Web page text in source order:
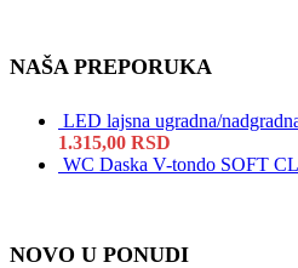
NAŠA PREPORUKA
LED lajsna ugradna/
1.315,00 RSD
WC Daska V-tondo SOFT
NOVO U PONUDI